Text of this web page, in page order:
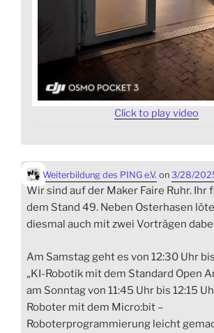
Click to play video
Weiterbildung des PING e.V. on 3/28/
Wir sind auf der Maker Faire Ruhr. Ihr
dem Stand 49. Neben Osterhasen
diesmal auch mit zwei Vorträgen
Am Samstag geht es von 12:30 Uhr
„KI-Robotik mit dem Standard Open
am Sonntag von 11:45 Uhr bis 12:15
Roboter mit dem Micro:bit –
Roboterprogrammierung leicht